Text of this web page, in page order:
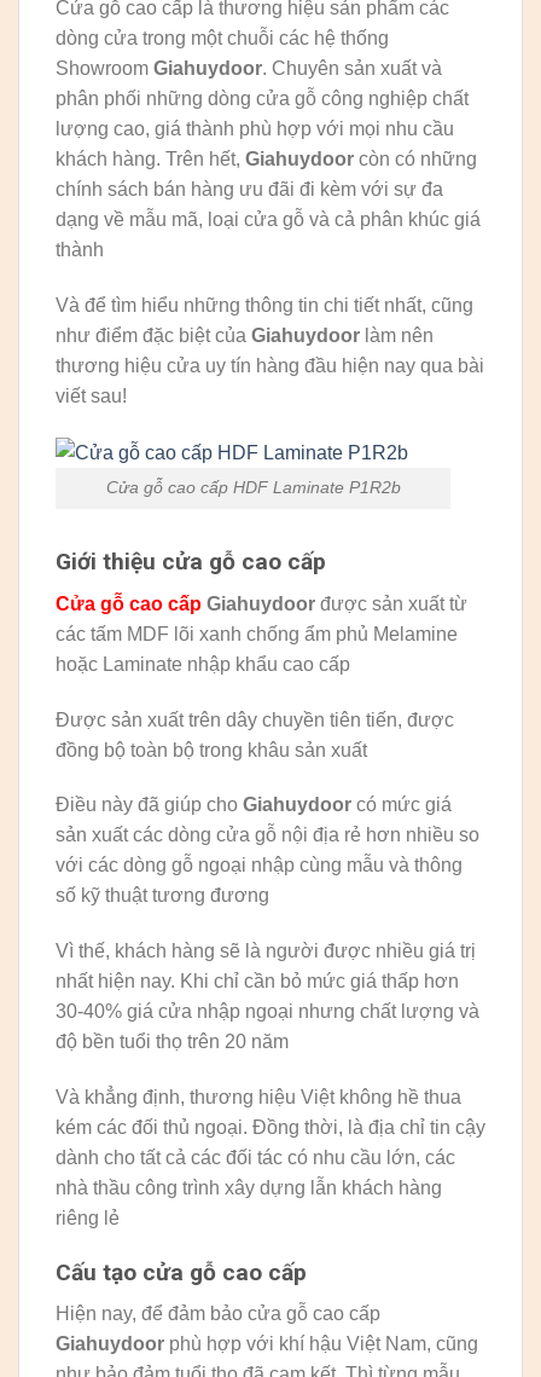
Cửa gỗ cao cấp là thương hiệu sản phẩm các
dòng cửa trong một chuỗi các hệ thống
Showroom Giahuydoor. Chuyên sản xuất và
phân phối những dòng cửa gỗ công nghiệp chất
lượng cao, giá thành phù hợp với mọi nhu cầu
khách hàng. Trên hết, Giahuydoor còn có những
chính sách bán hàng ưu đãi đi kèm với sự đa
dạng về mẫu mã, loại cửa gỗ và cả phân khúc giá
thành
Và để tìm hiểu những thông tin chi tiết nhất, cũng
như điểm đặc biệt của Giahuydoor làm nên
thương hiệu cửa uy tín hàng đầu hiện nay qua bài
viết sau!
Cửa gỗ cao cấp HDF Laminate P1R2b
Giới thiệu cửa gỗ cao cấp
Cửa gỗ cao cấp Giahuydoor được sản xuất từ
các tấm MDF lõi xanh chống ẩm phủ Melamine
hoặc Laminate nhập khẩu cao cấp
Được sản xuất trên dây chuyền tiên tiến, được
đồng bộ toàn bộ trong khâu sản xuất
Điều này đã giúp cho Giahuydoor có mức giá
sản xuất các dòng cửa gỗ nội địa rẻ hơn nhiều so
với các dòng gỗ ngoại nhập cùng mẫu và thông
số kỹ thuật tương đương
Vì thế, khách hàng sẽ là người được nhiều giá trị
nhất hiện nay. Khi chỉ cần bỏ mức giá thấp hơn
30-40% giá cửa nhập ngoại nhưng chất lượng và
độ bền tuổi thọ trên 20 năm
Và khẳng định, thương hiệu Việt không hề thua
kém các đối thủ ngoại. Đồng thời, là địa chỉ tin cậy
dành cho tất cả các đối tác có nhu cầu lớn, các
nhà thầu công trình xây dựng lẫn khách hàng
riêng lẻ
Cấu tạo cửa gỗ cao cấp
Hiện nay, để đảm bảo cửa gỗ cao cấp
Giahuydoor phù hợp với khí hậu Việt Nam, cũng